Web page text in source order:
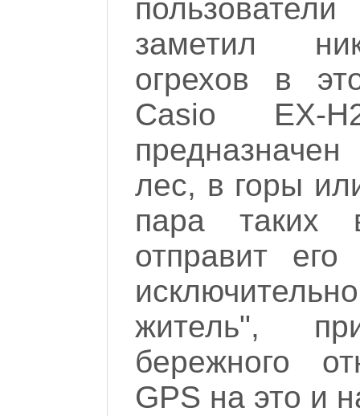
заметил
огрехов в
Casio EX-
лес, в горы
пара таких
отправит
житель",
бережного
GPS на это и